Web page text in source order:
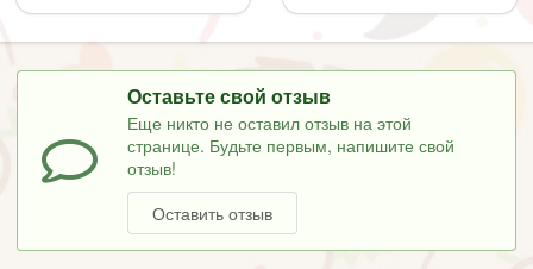
Оставьте свой отзыв
Еще никто не оставил отзыв на этой
странице. Будьте первым, напишите свой
отзыв!
Оставить отзыв